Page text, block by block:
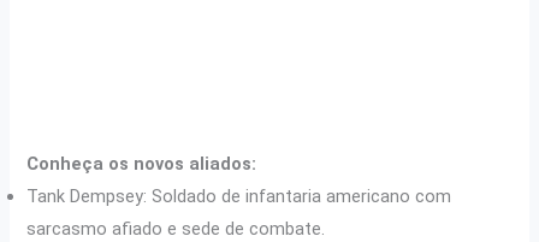
Conheça os novos aliados:
Tank Dempsey: Soldado de infantaria americano com
sarcasmo afiado e sede de combate.